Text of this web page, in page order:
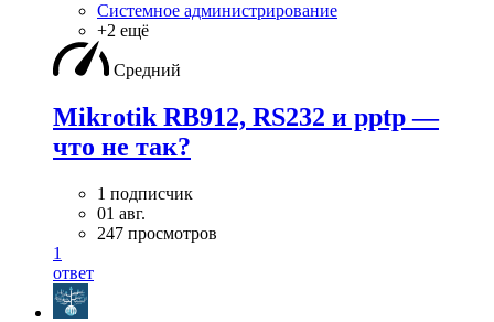
Системное администрирование
+2 ещё
Средний
Mikrotik RB912, RS232 и pptp —
что не так?
1 подписчик
01 авг.
247 просмотров
1
ответ